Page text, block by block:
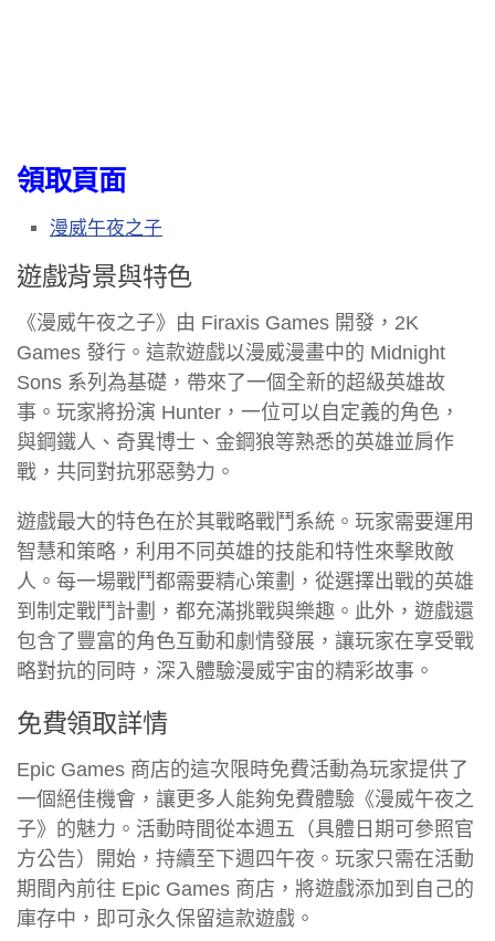
領取頁面
漫威午夜之子
遊戲背景與特色
《漫威午夜之子》由 Firaxis Games 開發，2K
Games 發行。這款遊戲以漫威漫畫中的 Midnight
Sons 系列為基礎，帶來了一個全新的超級英雄故
事。玩家將扮演 Hunter，一位可以自定義的角色，
與鋼鐵人、奇異博士、金鋼狼等熟悉的英雄並肩作
戰，共同對抗邪惡勢力。
遊戲最大的特色在於其戰略戰鬥系統。玩家需要運用
智慧和策略，利用不同英雄的技能和特性來擊敗敵
人。每一場戰鬥都需要精心策劃，從選擇出戰的英雄
到制定戰鬥計劃，都充滿挑戰與樂趣。此外，遊戲還
包含了豐富的角色互動和劇情發展，讓玩家在享受戰
略對抗的同時，深入體驗漫威宇宙的精彩故事。
免費領取詳情
Epic Games 商店的這次限時免費活動為玩家提供了
一個絕佳機會，讓更多人能夠免費體驗《漫威午夜之
子》的魅力。活動時間從本週五（具體日期可參照官
方公告）開始，持續至下週四午夜。玩家只需在活動
期間內前往 Epic Games 商店，將遊戲添加到自己的
庫存中，即可永久保留這款遊戲。